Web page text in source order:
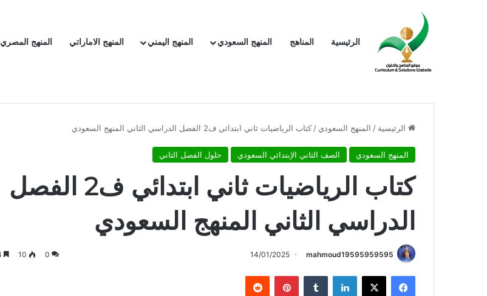
الرئيسية المناهج المنهج السعودي المنهج اليمني المنهج الاماراتي المنهج المصري
الرئيسية / المنهج السعودي / كتاب الرياضيات ثاني ابتدائي ف2 الفصل الدراسي الثاني المنهج السعودي
المنهج السعودي الصف الثاني الإبتدائي السعودي حلول الفصل الثاني
كتاب الرياضيات ثاني ابتدائي ف2 الفصل
الدراسي الثاني المنهج السعودي
mahmoud19595959595
14/01/2025
0
10
فيسبوك X لينكدإن بينتيريست